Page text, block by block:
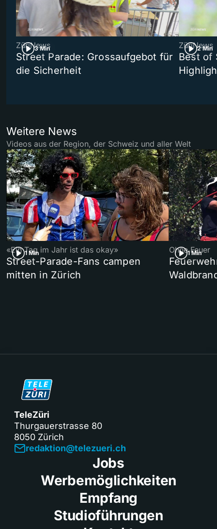
3 Min
ZüriNews
Street Parade: Grossaufgebot für
die Sicherheit
2 Min
ZüriNews
Best of
Weitere News
Videos aus der Region, der Schweiz und aller Welt
1 Min
«Ein Tag im Jahr ist das okay»
Street-Parade-Fans campen
mitten in Zürich
1 Min
Ohne Feuer
TeleZüri
Thurgauerstrasse 80
8050 Zürich
redaktion@telezueri.ch
Jobs
Werbemöglichkeiten
Empfang
Studioführungen